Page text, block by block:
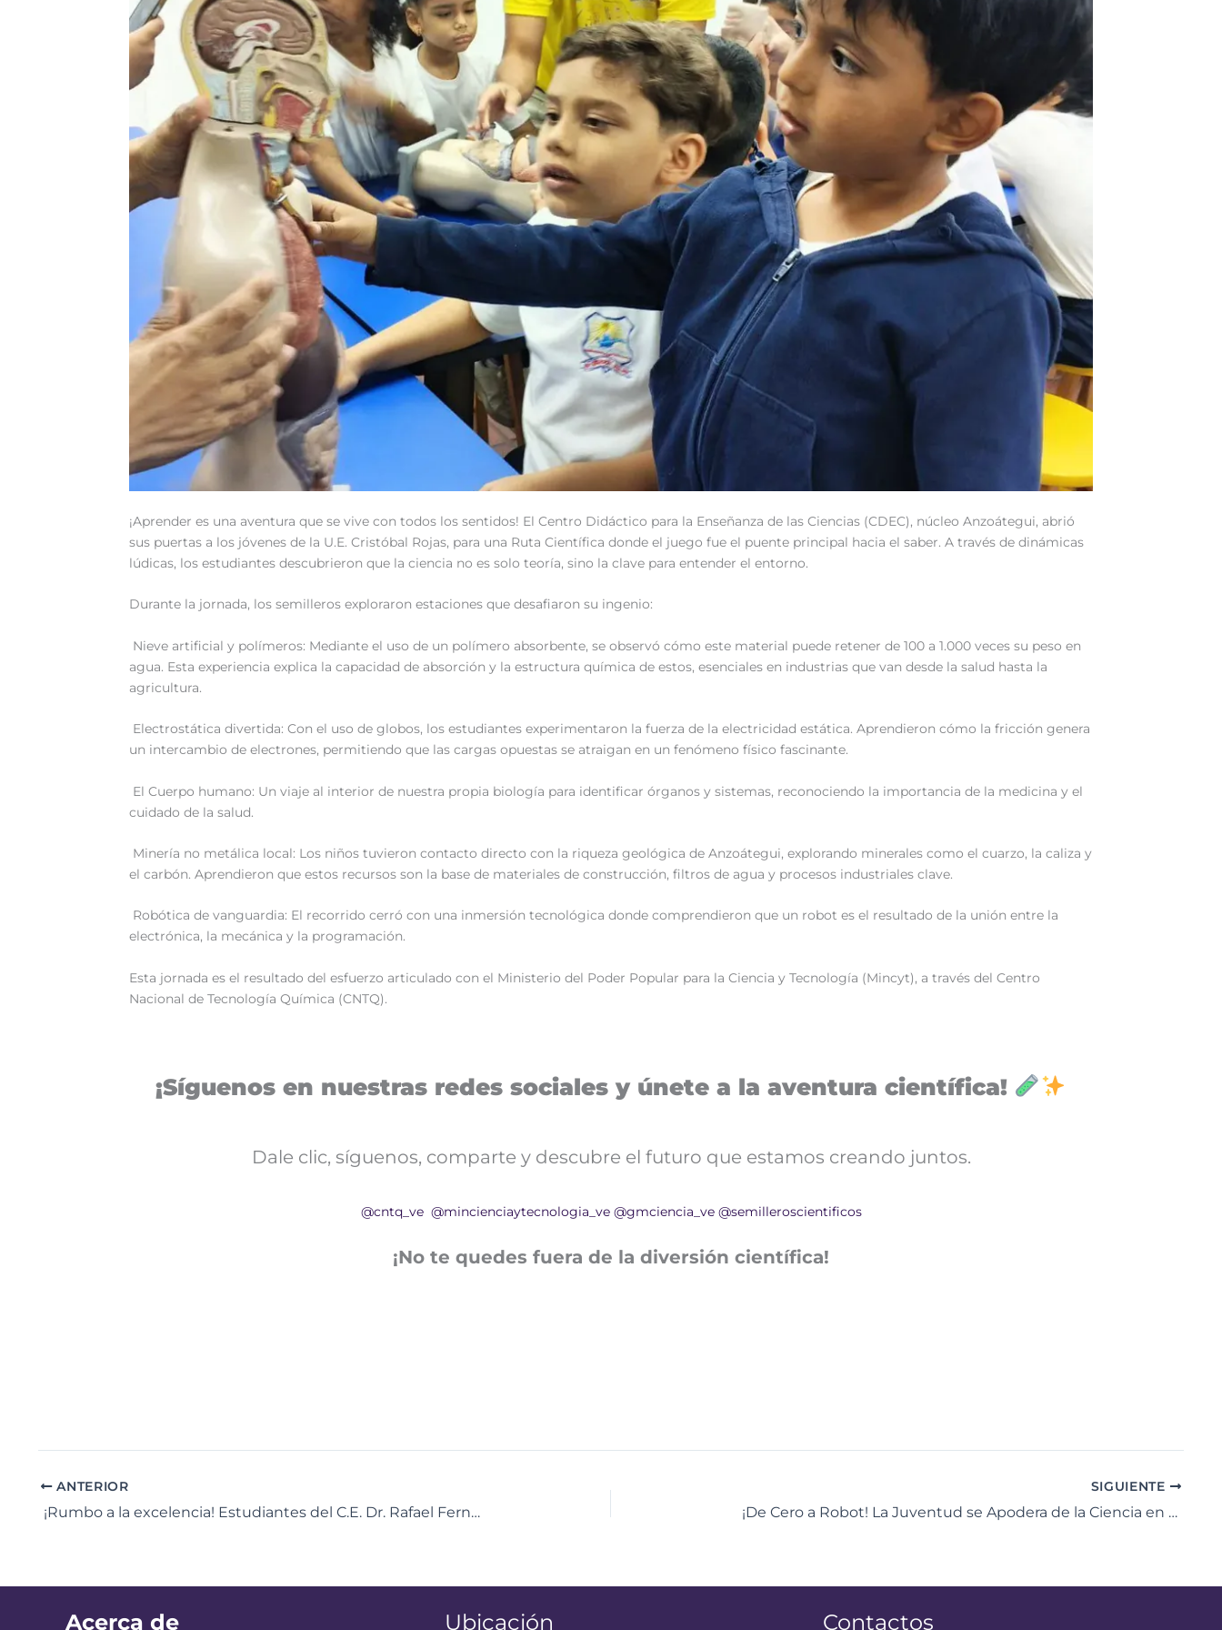
‎‎¡Aprender es una aventura que se vive con todos los sentidos! El Centro Didáctico para la Enseñanza de las Ciencias (CDEC), núcleo Anzoátegui, abrió
sus puertas a los jóvenes de la U.E. Cristóbal Rojas, para una Ruta Científica donde el juego fue el puente principal hacia el saber. A través de dinámicas
lúdicas, los estudiantes descubrieron que la ciencia no es solo teoría, sino la clave para entender el entorno.
‎‎Durante la jornada, los semilleros exploraron estaciones que desafiaron su ingenio:
Nieve artificial y polímeros: Mediante el uso de un polímero absorbente, se observó cómo este material puede retener de 100 a 1.000 veces su peso en
agua. Esta experiencia explica la capacidad de absorción y la estructura química de estos, esenciales en industrias que van desde la salud hasta la
agricultura.
Electrostática divertida: Con el uso de globos, los estudiantes experimentaron la fuerza de la electricidad estática. Aprendieron cómo la fricción genera
un intercambio de electrones, permitiendo que las cargas opuestas se atraigan en un fenómeno físico fascinante.
El Cuerpo humano: Un viaje al interior de nuestra propia biología para identificar órganos y sistemas, reconociendo la importancia de la medicina y el
cuidado de la salud.
Minería no metálica local: Los niños tuvieron contacto directo con la riqueza geológica de Anzoátegui, explorando minerales como el cuarzo, la caliza y
el carbón. Aprendieron que estos recursos son la base de materiales de construcción, filtros de agua y procesos industriales clave.
Robótica de vanguardia: El recorrido cerró con una inmersión tecnológica donde comprendieron que un robot es el resultado de la unión entre la
electrónica, la mecánica y la programación.
‎Esta jornada es el resultado del esfuerzo articulado con el Ministerio del Poder Popular para la Ciencia y Tecnología (Mincyt), a través del Centro
Nacional de Tecnología Química (CNTQ).
¡Síguenos en nuestras redes sociales y únete a la aventura científica!
Dale clic, síguenos, comparte y descubre el futuro que estamos creando juntos.
@cntq_ve @mincienciaytecnologia_ve @gmciencia_ve @semilleroscientificos
¡No te quedes fuera de la diversión científica!
ANTERIOR
¡Rumbo a la excelencia! Estudiantes del C.E. Dr. Rafael Fernández Padilla refuerzan su formación química
SIGUIENTE
¡De Cero a Robot! La Juventud se Apodera de la Ciencia en Aragua
Acerca de Ubicación Contactos